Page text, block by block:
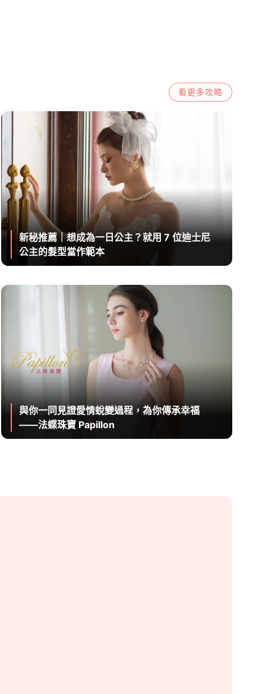
看更多攻略
新秘推薦｜想成為一日公主？就用 7 位迪士尼
公主的髮型當作範本
與你一同見證愛情蛻變過程，為你傳承幸福
——法蝶珠寶 Papillon